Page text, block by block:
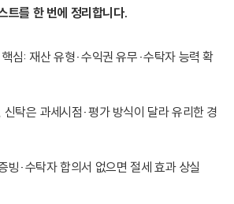
트를 한 번에 정리합니다.
심: 재산 유형·수익권 유무·수탁자 능력 확
탁은 과세시점·평가 방식이 달라 유리한 경
빙·수탁자 합의서 없으면 절세 효과 상실